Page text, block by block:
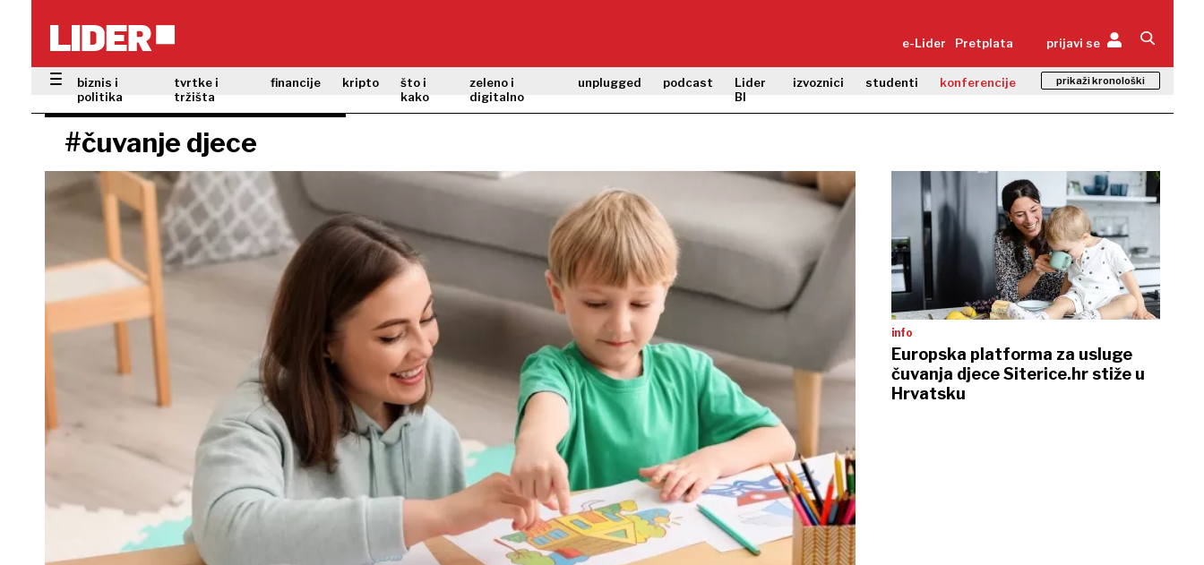
e-Lider Pretplata prijavi se
biznis i
politika
tvrtke i
tržišta
financije kripto
što i
kako
zeleno i
digitalno
unplugged podcast
Lider
BI
izvoznici studenti konferencije prikaži kronološki
#čuvanje djece
info
Europska platforma za usluge
čuvanja djece Siterice.hr stiže u
Hrvatsku